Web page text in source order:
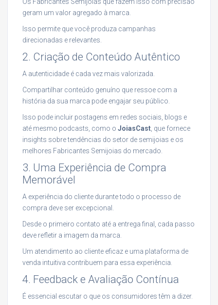
geram um valor agregado à marca.
Isso permite que você produza campanhas
direcionadas e relevantes.
2. Criação de Conteúdo Autêntico
A autenticidade é cada vez mais valorizada.
Compartilhar conteúdo genuíno que ressoe com a
história da sua marca pode engajar seu público.
Isso pode incluir postagens em redes sociais, blogs e
até mesmo podcasts, como o JoiasCast , que fornece
insights sobre tendências do setor de semijoias e os
melhores Fabricantes Semijoias do mercado.
3. Uma Experiência de Compra
Memorável
A experiência do cliente durante todo o processo de
compra deve ser excepcional.
Desde o primeiro contato até a entrega final, cada passo
deve refletir a imagem da marca.
Um atendimento ao cliente eficaz e uma plataforma de
venda intuitiva contribuem para essa experiência.
4. Feedback e Avaliação Contínua
É essencial escutar o que os consumidores têm a dizer.